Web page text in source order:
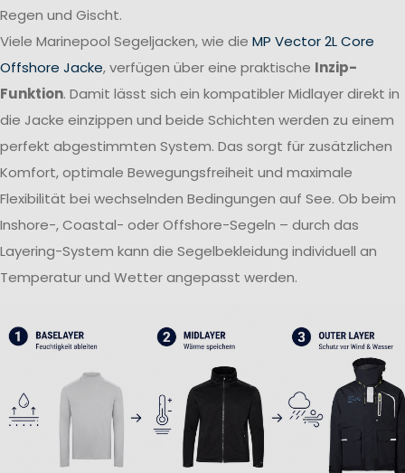
Regen und Gischt.
Viele Marinepool Segeljacken, wie die MP Vector 2L Core
Offshore Jacke, verfügen über eine praktische Inzip-
Funktion. Damit lässt sich ein kompatibler Midlayer direkt in
die Jacke einzippen und beide Schichten werden zu einem
perfekt abgestimmten System. Das sorgt für zusätzlichen
Komfort, optimale Bewegungsfreiheit und maximale
Flexibilität bei wechselnden Bedingungen auf See. Ob beim
Inshore-, Coastal- oder Offshore-Segeln – durch das
Layering-System kann die Segelbekleidung individuell an
Temperatur und Wetter angepasst werden.